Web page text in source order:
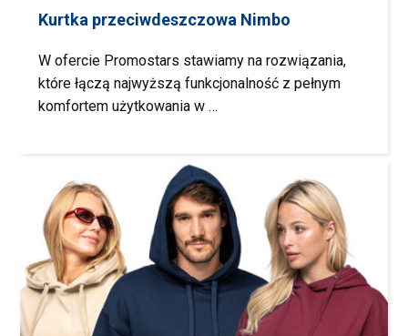
Kurtka przeciwdeszczowa Nimbo
W ofercie Promostars stawiamy na rozwiązania,
które łączą najwyższą funkcjonalność z pełnym
komfortem użytkowania w …